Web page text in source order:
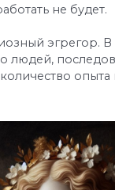
не будет.
эгрегор. В
людей,
опыта